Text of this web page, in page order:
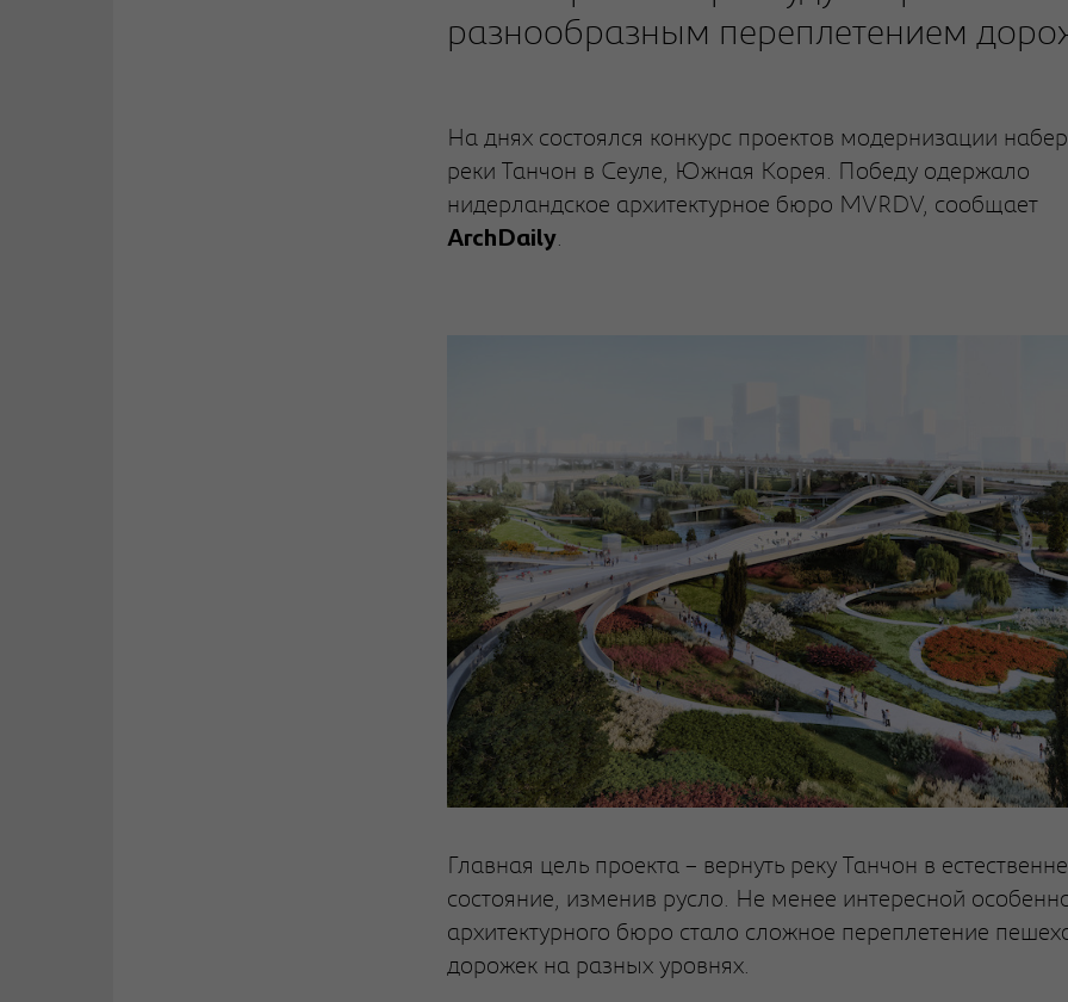
разнообразным переплетением
На днях состоялся конкурс проектов модернизации
реки Танчон в Сеуле, Южная Корея. Победу одержало
нидерландское архитектурное бюро MVRDV, сообщает
ArchDaily.
Главная цель проекта – вернуть реку Танчон в
состояние, изменив русло. Не менее интересной
архитектурного бюро стало сложное переплетение
дорожек на разных уровнях.